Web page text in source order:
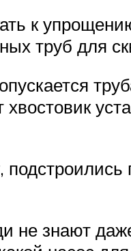
к
труб для
не знают